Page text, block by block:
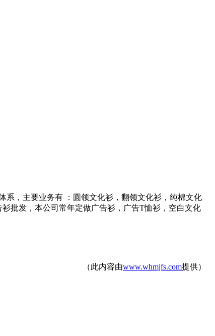
系，主要业务有 ：圆领文化衫，翻领文化衫，纯棉文化
批发，本公司常年定做广告衫，广告T恤衫，空白文化
（此内容由www.whmjfs.com提供）